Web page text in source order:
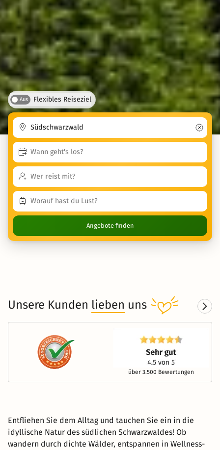
Aus Flexibles Reiseziel
Angebote finden
Unsere Kunden lieben uns
über 3.500 Bewertungen
Entfliehen Sie dem Alltag und tauchen Sie ein in die
idyllische Natur des südlichen Schwarzwaldes! Ob
wandern durch dichte Wälder, entspannen in Wellness-